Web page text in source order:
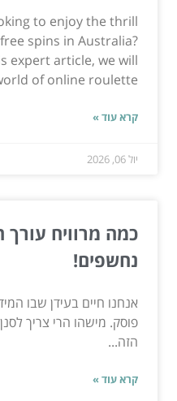
to enjoy the thrill
spins in Australia?
expert article, we will
of online roulette...
קרא עוד »
יול 06, 2026
כמה מרוויח
נחשפים!
אנחנו חיים בעידן שבו
פוסק. מישהו הרי צריך
הזה...
קרא עוד »